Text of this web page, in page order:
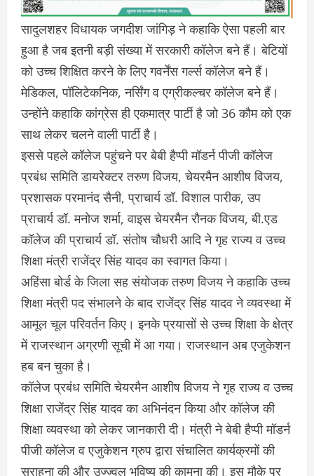
सादुलशहर विधायक जगदीश जांगिड़ ने कहाकि ऐसा पहली बार
हुआ है जब इतनी बड़ी संख्या में सरकारी कॉलेज बने हैं। बेटियों
को उच्च शिक्षित करने के लिए गवर्नेंस गर्ल्स कॉलेज बने हैं।
मेडिकल, पॉलिटेकनिक, नर्सिंग व एग्रीकल्चर कॉलेज बने हैं।
उन्होंने कहाकि कांग्रेस ही एकमात्र पार्टी है जो 36 कौम को एक
साथ लेकर चलने वाली पार्टी है।
इससे पहले कॉलेज पहुंचने पर बेबी हैप्पी मॉडर्न पीजी कॉलेज
प्रबंध समिति डायरेक्टर तरुण विजय, चेयरमैन आशीष विजय,
प्रशासक परमानंद सैनी, प्राचार्य डॉ. विशाल पारीक, उप
प्राचार्य डॉ. मनोज शर्मा, वाइस चेयरमैन रौनक विजय, बी.एड
कॉलेज की प्राचार्य डॉ. संतोष चौधरी आदि ने गृह राज्य व उच्च
शिक्षा मंत्री राजेंद्र सिंह यादव का स्वागत किया।
अहिंसा बोर्ड के जिला सह संयोजक तरुण विजय ने कहाकि उच्च
शिक्षा मंत्री पद संभालने के बाद राजेंद्र सिंह यादव ने व्यवस्था में
आमूल चूल परिवर्तन किए। इनके प्रयासों से उच्च शिक्षा के क्षेत्र
में राजस्थान अग्रणी सूची में आ गया। राजस्थान अब एजुकेशन
हब बन चुका है।
कॉलेज प्रबंध समिति चेयरमैन आशीष विजय ने गृह राज्य व उच्च
शिक्षा राजेंद्र सिंह यादव का अभिनंदन किया और कॉलेज की
शिक्षा व्यवस्था को लेकर जानकारी दी। मंत्री ने बेबी हैप्पी मॉडर्न
पीजी कॉलेज व एजुकेशन ग्रुप द्वारा संचालित कार्यक्रमों की
सराहना की और उज्ज्वल भविष्य की कामना की। इस मौके पर